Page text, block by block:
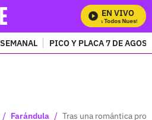
EN VIVO
Mira Todos Nuestros
PICO Y PLACA 7 DE
/ Farándula / Tras una romántica